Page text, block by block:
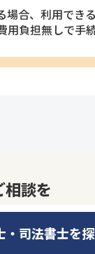
合、利用でき
用負担無しで手
談を
・司法書士を